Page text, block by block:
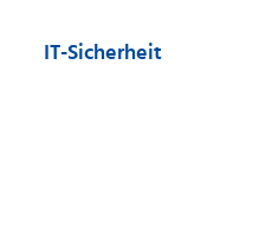
IT-Sicherheit